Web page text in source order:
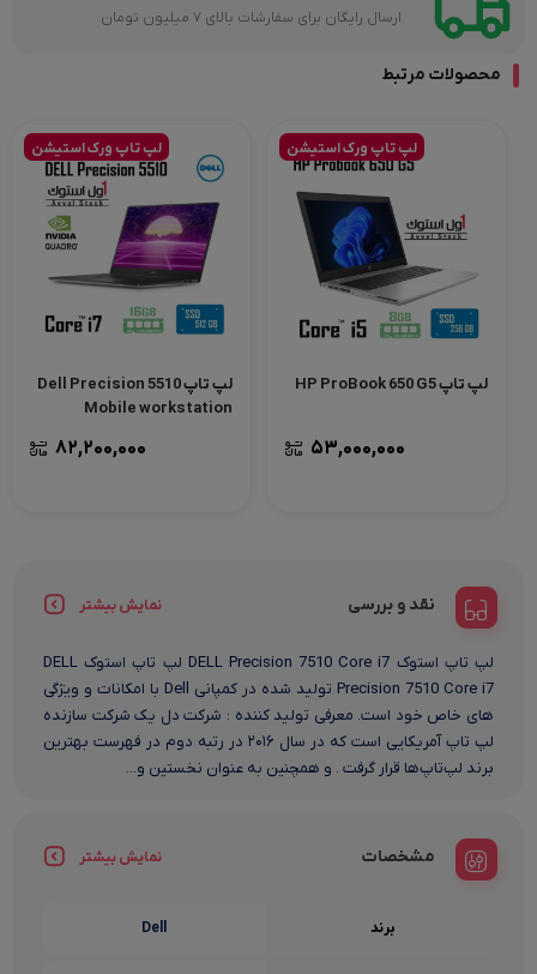
ارسال رایگان برای سفارشات بالای 7 میلیون تومان
محصولات مرتبط
لپ تاپ ورک استیشن
لپ تاپ HP ProBook 650 G5
53,000,000
لپ تاپ ورک استیشن
لپ تاپ Dell Precision 5510
Mobile workstation
82,200,000
نقد و بررسی نمایش بیشتر
لپ تاپ استوک DELL Precision 7510 Core i7 لپ تاپ استوک DELL
Precision 7510 Core i7 تولید شده در کمپانی Dell با امکانات و ویژگی
های خاص خود است. معرفی تولید کننده : شرکت دل یک شرکت سازنده
لپ تاپ آمریکایی است که در سال ۲۰۱۶ در رتبه دوم در فهرست بهترین
برند لپ‌تاپ‌ها قرار گرفت . و همچنین به عنوان نخستین و...
مشخصات نمایش بیشتر
برند Dell